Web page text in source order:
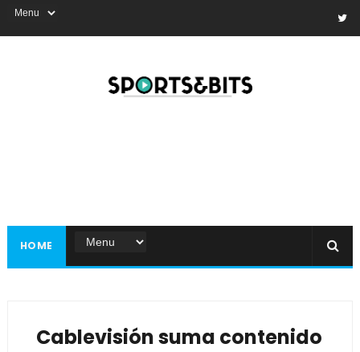
HOME
Cablevisión suma contenido